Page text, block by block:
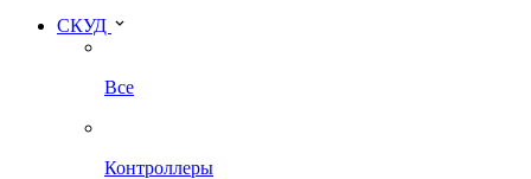
СКУД
Все
Контроллеры